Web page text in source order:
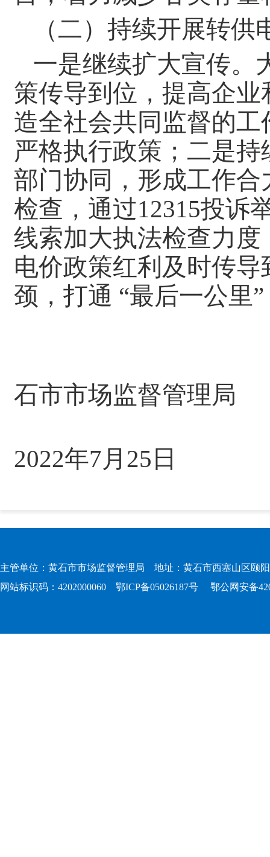
（二）持续开展转
一是继续扩大宣传。
策传导到位，提高企
造全社会共同监督的
严格执行政策；二是
部门协同，形成工作
检查，通过12315投诉
线索加大执法检查力
电价政策红利及时传
颈，打通 “最后一公里
石市市场监督管理局
2022年7月25日
主管单位：黄石市市场监督管理局 地址：黄石市西塞山区颐
网站标识码：4202000060 鄂ICP备05026187号 鄂公网安备